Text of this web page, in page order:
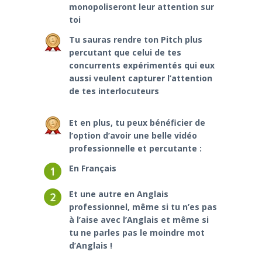
monopoliseront leur attention sur
toi
Tu sauras rendre ton Pitch plus
percutant que celui de tes
concurrents expérimentés qui eux
aussi veulent capturer l’attention
de tes interlocuteurs
Et en plus, tu peux bénéficier de
l’option d’avoir une belle vidéo
professionnelle et percutante :
En Français
Et une autre en Anglais
professionnel, même si tu n’es pas
à l’aise avec l’Anglais et même si
tu ne parles pas le moindre mot
d’Anglais !